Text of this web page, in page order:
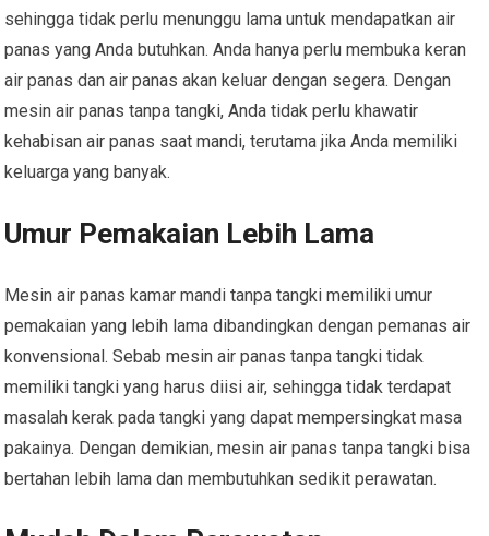
sehingga tidak perlu menunggu lama untuk mendapatkan air
panas yang Anda butuhkan. Anda hanya perlu membuka keran
air panas dan air panas akan keluar dengan segera. Dengan
mesin air panas tanpa tangki, Anda tidak perlu khawatir
kehabisan air panas saat mandi, terutama jika Anda memiliki
keluarga yang banyak.
Umur Pemakaian Lebih Lama
Mesin air panas kamar mandi tanpa tangki memiliki umur
pemakaian yang lebih lama dibandingkan dengan pemanas air
konvensional. Sebab mesin air panas tanpa tangki tidak
memiliki tangki yang harus diisi air, sehingga tidak terdapat
masalah kerak pada tangki yang dapat mempersingkat masa
pakainya. Dengan demikian, mesin air panas tanpa tangki bisa
bertahan lebih lama dan membutuhkan sedikit perawatan.